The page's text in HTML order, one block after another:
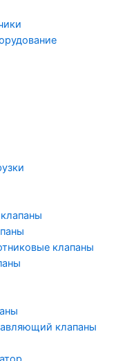
клапаны
клапаны